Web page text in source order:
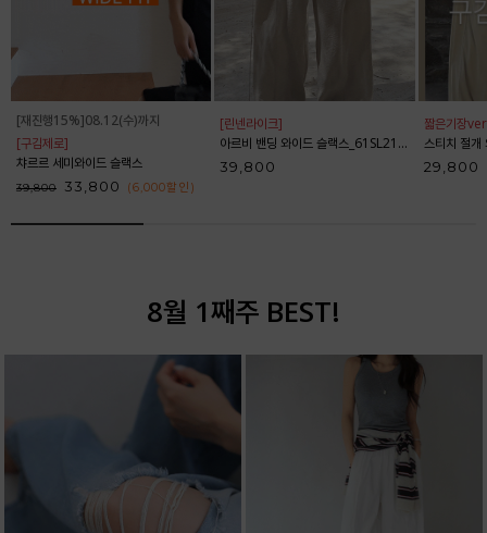
[재진행15%]08.12(수)까지
[구김제로]
챠르르 세미와이드 슬랙스
39,800 33,800 (6,000할인 )
[린넨라이크]
아르비 밴딩 와이드 슬랙스_61SL2153
39,800
짧은기장
스티치 절개
29,800
8월 1째주 BEST!